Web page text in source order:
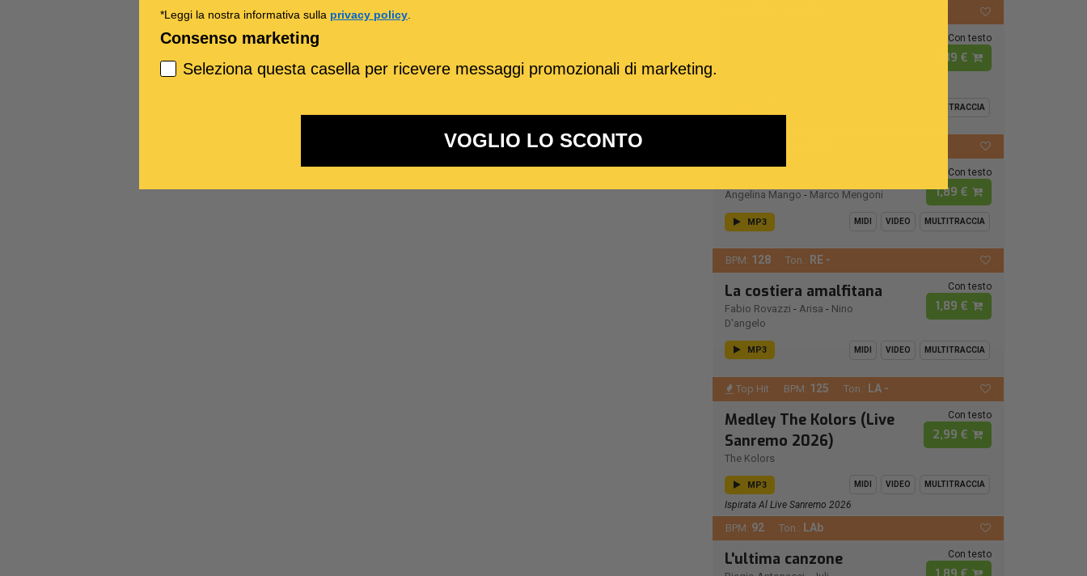
Con testo
1,89 €
MULTITRACCIA
Angelina Mango - Marco Mengoni
Con testo
1,89 €
MP3 MIDI VIDEO MULTITRACCIA
BPM: 128 Ton.: RE -
La costiera amalfitana
Fabio Rovazzi - Arisa - Nino
D'angelo
Con testo
1,89 €
MP3 MIDI VIDEO MULTITRACCIA
Top Hit BPM: 125 Ton.: LA -
Medley The Kolors (Live
Sanremo 2026)
The Kolors
Con testo
2,99 €
MP3 MIDI VIDEO MULTITRACCIA
Ispirata Al Live Sanremo 2026
BPM: 92 Ton.: LAb
L'ultima canzone Con testo
*Leggi la nostra informativa sulla privacy policy.
Consenso marketing
Seleziona questa casella per ricevere messaggi promozionali di marketing.
VOGLIO LO SCONTO